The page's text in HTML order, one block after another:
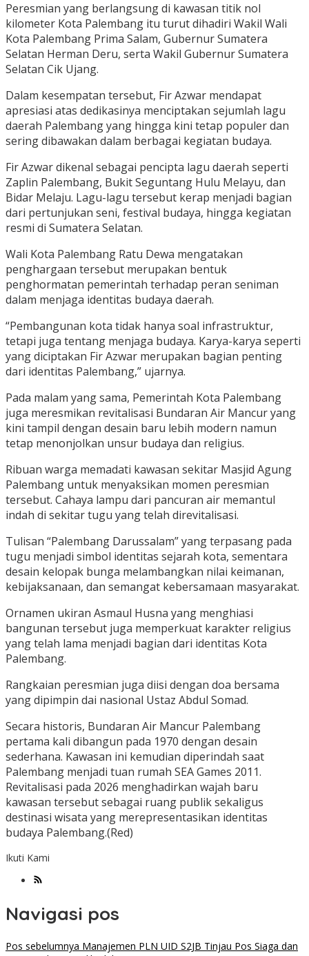
Peresmian yang berlangsung di kawasan titik nol
kilometer Kota Palembang itu turut dihadiri Wakil Wali
Kota Palembang Prima Salam, Gubernur Sumatera
Selatan Herman Deru, serta Wakil Gubernur Sumatera
Selatan Cik Ujang.
Dalam kesempatan tersebut, Fir Azwar mendapat
apresiasi atas dedikasinya menciptakan sejumlah lagu
daerah Palembang yang hingga kini tetap populer dan
sering dibawakan dalam berbagai kegiatan budaya.
Fir Azwar dikenal sebagai pencipta lagu daerah seperti
Zaplin Palembang, Bukit Seguntang Hulu Melayu, dan
Bidar Melaju. Lagu-lagu tersebut kerap menjadi bagian
dari pertunjukan seni, festival budaya, hingga kegiatan
resmi di Sumatera Selatan.
Wali Kota Palembang Ratu Dewa mengatakan
penghargaan tersebut merupakan bentuk
penghormatan pemerintah terhadap peran seniman
dalam menjaga identitas budaya daerah.
“Pembangunan kota tidak hanya soal infrastruktur,
tetapi juga tentang menjaga budaya. Karya-karya seperti
yang diciptakan Fir Azwar merupakan bagian penting
dari identitas Palembang,” ujarnya.
Pada malam yang sama, Pemerintah Kota Palembang
juga meresmikan revitalisasi Bundaran Air Mancur yang
kini tampil dengan desain baru lebih modern namun
tetap menonjolkan unsur budaya dan religius.
Ribuan warga memadati kawasan sekitar Masjid Agung
Palembang untuk menyaksikan momen peresmian
tersebut. Cahaya lampu dari pancuran air memantul
indah di sekitar tugu yang telah direvitalisasi.
Tulisan “Palembang Darussalam” yang terpasang pada
tugu menjadi simbol identitas sejarah kota, sementara
desain kelopak bunga melambangkan nilai keimanan,
kebijaksanaan, dan semangat kebersamaan masyarakat.
Ornamen ukiran Asmaul Husna yang menghiasi
bangunan tersebut juga memperkuat karakter religius
yang telah lama menjadi bagian dari identitas Kota
Palembang.
Rangkaian peresmian juga diisi dengan doa bersama
yang dipimpin dai nasional Ustaz Abdul Somad.
Secara historis, Bundaran Air Mancur Palembang
pertama kali dibangun pada 1970 dengan desain
sederhana. Kawasan ini kemudian diperindah saat
Palembang menjadi tuan rumah SEA Games 2011.
Revitalisasi pada 2026 menghadirkan wajah baru
kawasan tersebut sebagai ruang publik sekaligus
destinasi wisata yang merepresentasikan identitas
budaya Palembang.(Red)
Ikuti Kami
Navigasi pos
Pos sebelumnya Manajemen PLN UID S2JB Tinjau Pos Siaga dan